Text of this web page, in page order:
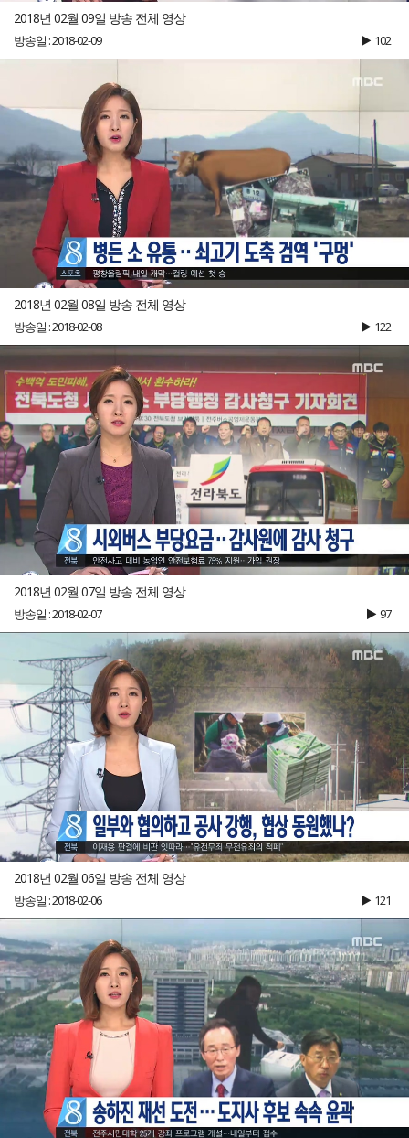
2018년 02월 09일 방송 전체 영상
방송일 : 2018-02-09 102
2018년 02월 08일 방송 전체 영상
방송일 : 2018-02-08 122
2018년 02월 07일 방송 전체 영상
방송일 : 2018-02-07 97
2018년 02월 06일 방송 전체 영상
방송일 : 2018-02-06 121